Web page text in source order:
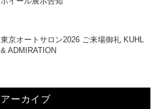
東京オートサロン2026 ご来場御礼 KUHL
& ADMIRATION
アーカイブ